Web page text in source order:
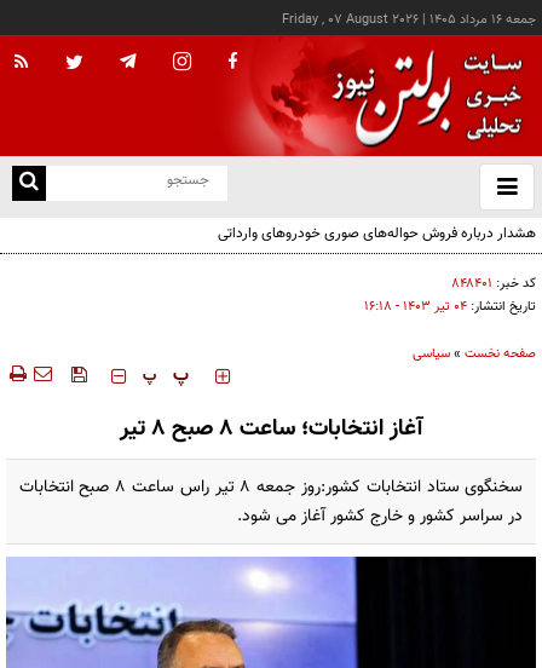
جمعه ۱۶ مرداد ۱۴۰۵ |
Friday , 07 August 2026
باز
و
هشدار درباره فروش حواله‌های صوری خودروهای وارداتی
کد خبر: ۸۴۸۴۰۱
تاریخ انتشار: ۰۴ تير ۱۴۰۳ - ۱۶:۱۸
صفحه نخست »سیاسی
‍‍‍ پ پ
آغاز انتخابات؛ ساعت ۸ صبح ۸ تیر
سخنگوی ستاد انتخابات کشور:روز جمعه ۸ تیر راس ساعت ۸ صبح انتخابات
در سراسر کشور و خارج کشور آغاز می شود.